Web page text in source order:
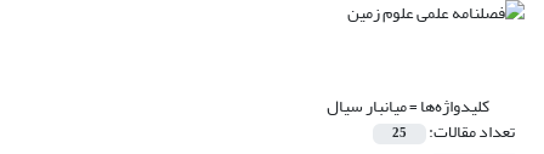
کلیدواژه‌ها =میانبار سیال
تعداد مقالات: 25